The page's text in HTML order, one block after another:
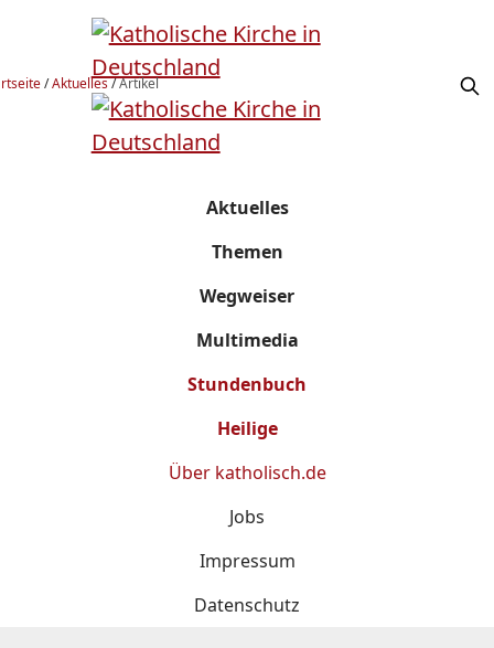
/Aktuelles/Artikel
Aktuelles
Themen
Wegweiser
Multimedia
Stundenbuch
Heilige
Über katholisch.de
Jobs
Impressum
Datenschutz